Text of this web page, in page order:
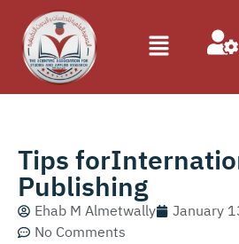
Tips
Publishing
Ehab M Almetwally
January
No Comments